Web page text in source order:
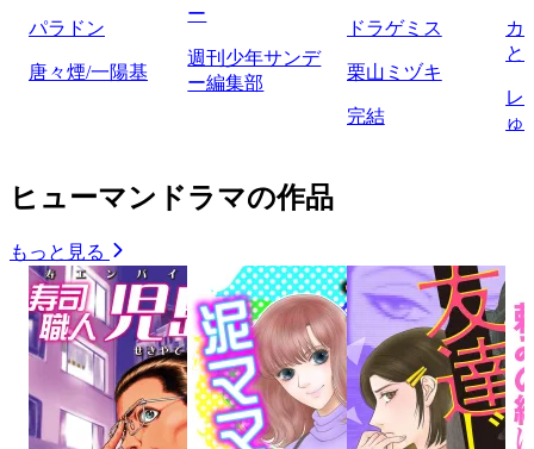
パラドン
唐々煙/一陽基
ー
週刊少年サンデ
ー編集部
ドラゲミス
栗山ミヅキ
完結
カ
と
レ
ゅ
ヒューマンドラマの作品
もっと見る